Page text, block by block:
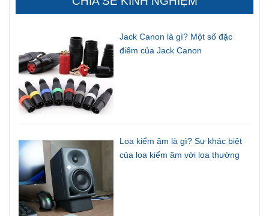
Jack Canon là gì? Một số đặc
điểm của Jack Canon
Loa kiểm âm là gì? Sự khác biệt
của loa kiểm âm với loa thường